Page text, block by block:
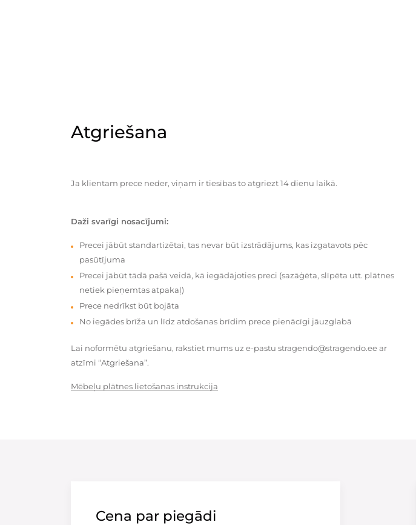
Atgriešana
Ja klientam prece neder, viņam ir tiesības to atgriezt 14 dienu laikā.
Daži svarīgi nosacījumi:
Precei jābūt standartizētai, tas nevar būt izstrādājums, kas izgatavots pēc
pasūtījuma
Precei jābūt tādā pašā veidā, kā iegādājoties preci (sazāģēta, slīpēta utt. plātnes
netiek pieņemtas atpakaļ)
Prece nedrīkst būt bojāta
No iegādes brīža un līdz atdošanas brīdim prece pienācīgi jāuzglabā
Lai noformētu atgriešanu, rakstiet mums uz e-pastu stragendo@stragendo.ee ar
atzīmi “Atgriešana”.
Mēbeļu plātnes lietošanas instrukcija
Cena par piegādi